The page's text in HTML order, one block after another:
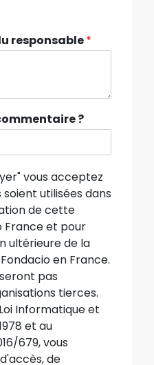
responsable*
?
vous acceptez
utilisées dans
de cette
France et pour
ultérieure de la
en France.
pas
tierces.
Informatique et
et au
679, vous
de